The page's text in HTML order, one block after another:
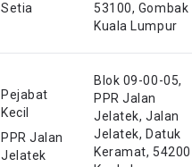
Setia
53100, Gombak
Kuala Lumpur
Pejabat
Kecil
PPR Jalan
Jelatek
Blok 09-00-05,
PPR Jalan
Jelatek, Jalan
Jelatek, Datuk
Keramat, 54200